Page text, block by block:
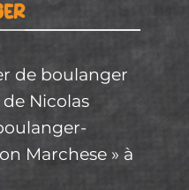
de boulanger
Nicolas
Marchese » à